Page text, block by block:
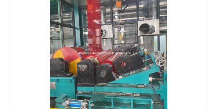
de polivinilideno e linha de pintura colorida